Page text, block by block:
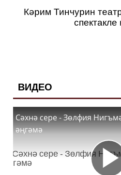
Кәрим Тинчурин
спектакле
ВИДЕО
Сәхнә сере - Зөлфия
әңгәмә